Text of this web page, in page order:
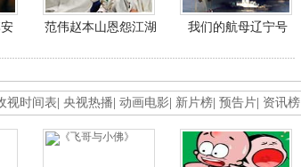
范伟赵本山恩怨江湖 我们的航母辽宁号
视时间表 央视热播 动画电影 新片榜 预告片 资讯榜